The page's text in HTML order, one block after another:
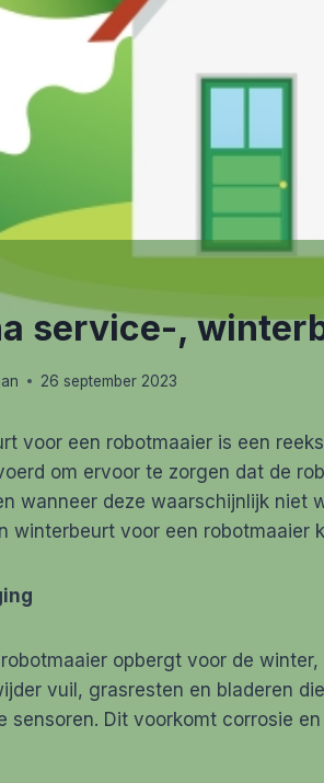
service-,
26 september 2023
voor een robotmaaier is een
om ervoor te zorgen dat de
wanneer deze waarschijnlijk niet
winterbeurt voor een robotmaaier
opbergt voor de
vuil, grasresten en bladeren
sensoren. Dit voorkomt corrosie